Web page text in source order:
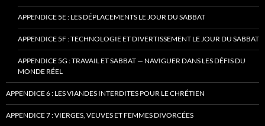
APPENDICE 5E : LES DÉPLACEMENTS LE JOUR DU SABBAT
APPENDICE 5F : TECHNOLOGIE ET DIVERTISSEMENT LE JOUR DU SABBAT
APPENDICE 5G : TRAVAIL ET SABBAT — NAVIGUER DANS LES DÉFIS DU
MONDE RÉEL
APPENDICE 6 : LES VIANDES INTERDITES POUR LE CHRÉTIEN
APPENDICE 7 : VIERGES, VEUVES ET FEMMES DIVORCÉES